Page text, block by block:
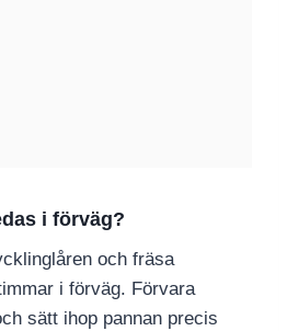
i förväg?
och fräsa
i förväg. Förvara
sätt ihop pannan precis